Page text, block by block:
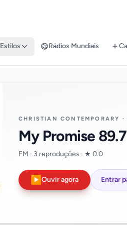
Estilos Rádios Mundiais
CHRISTIAN CONTEMPORARY
My Promise
FM · 3 reproduções · ★ 0.0
▶ Ouvir agora Entrar